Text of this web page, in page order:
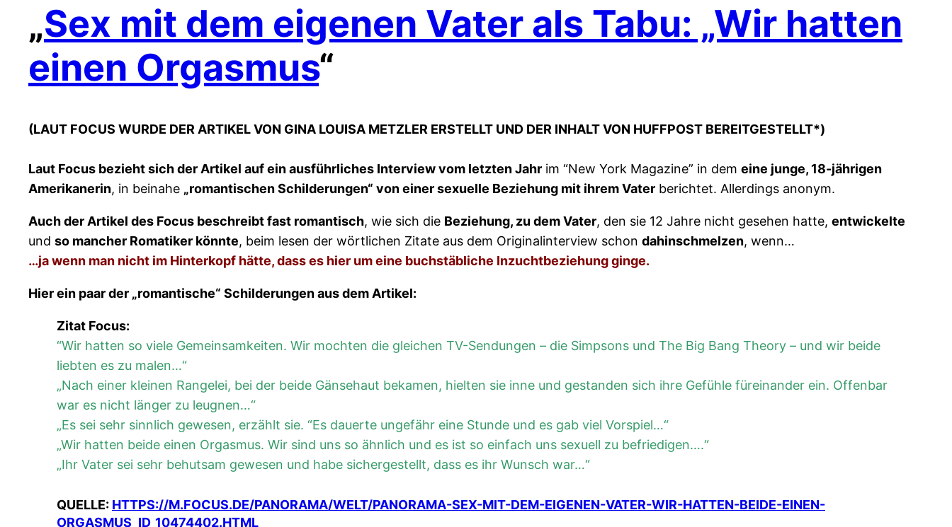
„Sex mit dem eigenen Vater als Tabu: „Wir hatten
einen Orgasmus“
(LAUT FOCUS WURDE DER ARTIKEL VON GINA LOUISA METZLER ERSTELLT UND DER INHALT VON HUFFPOST BEREITGESTELLT*)
Laut Focus bezieht sich der Artikel auf ein ausführliches Interview vom letzten Jahr im “New York Magazine” in dem eine junge, 18-jährigen
Amerikanerin, in beinahe „romantischen Schilderungen“ von einer sexuelle Beziehung mit ihrem Vater berichtet. Allerdings anonym.
Auch der Artikel des Focus beschreibt fast romantisch, wie sich die Beziehung, zu dem Vater, den sie 12 Jahre nicht gesehen hatte, entwickelte
und so mancher Romatiker könnte, beim lesen der wörtlichen Zitate aus dem Originalinterview schon dahinschmelzen, wenn…
…ja wenn man nicht im Hinterkopf hätte, dass es hier um eine buchstäbliche Inzuchtbeziehung ginge.
Hier ein paar der „romantische“ Schilderungen aus dem Artikel:
Zitat Focus:
“Wir hatten so viele Gemeinsamkeiten. Wir mochten die gleichen TV-Sendungen – die Simpsons und The Big Bang Theory – und wir beide
liebten es zu malen…“
„Nach einer kleinen Rangelei, bei der beide Gänsehaut bekamen, hielten sie inne und gestanden sich ihre Gefühle füreinander ein. Offenbar
war es nicht länger zu leugnen…“
„Es sei sehr sinnlich gewesen, erzählt sie. “Es dauerte ungefähr eine Stunde und es gab viel Vorspiel…“
„Wir hatten beide einen Orgasmus. Wir sind uns so ähnlich und es ist so einfach uns sexuell zu befriedigen….“
„Ihr Vater sei sehr behutsam gewesen und habe sichergestellt, dass es ihr Wunsch war…“
QUELLE: HTTPS://M.FOCUS.DE/PANORAMA/WELT/PANORAMA-SEX-MIT-DEM-EIGENEN-VATER-WIR-HATTEN-BEIDE-EINEN-
ORGASMUS_ID_10474402.HTML